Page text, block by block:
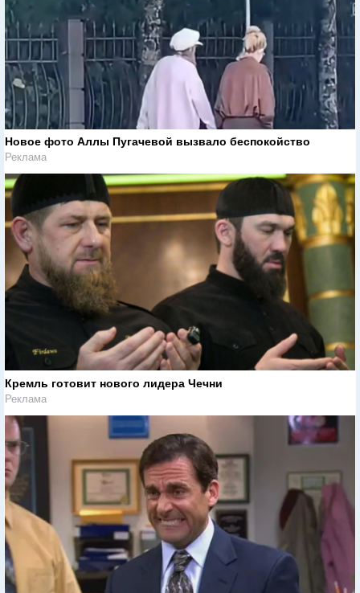
Новое фото Аллы Пугачевой вызвало беспокойство
Реклама
Кремль готовит нового лидера Чечни
Реклама